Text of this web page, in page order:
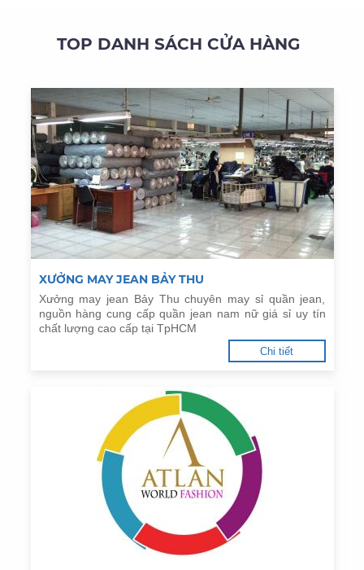
TOP DANH SÁCH CỬA HÀNG
XƯỞNG MAY JEAN BẢY THU
Xưởng may jean Bảy Thu chuyên may sỉ quần jean,
nguồn hàng cung cấp quần jean nam nữ giá sỉ uy tín
chất lượng cao cấp tại TpHCM
Chi tiết